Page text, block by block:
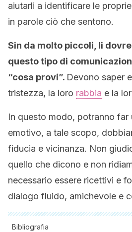
aiutarli a identificare le
in parole ciò che sentono.
Sin da molto piccoli, li
questo tipo di
“cosa provi”. Devono saper
tristezza, la loro rabbia e la
In questo modo, potranno far
emotivo, a tale scopo,
fiducia e vicinanza. Non
quello che dicono e non
necessario essere ricettivi e
dialogo fluido, amichevole e
Bibliografia